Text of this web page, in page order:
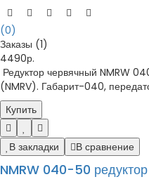
(0)
Заказы (1)
4490р.
Редуктор червячный NMRW
(NMRV). Габарит-040,
Купить
В закладки В сравнение
NMRW 040-50